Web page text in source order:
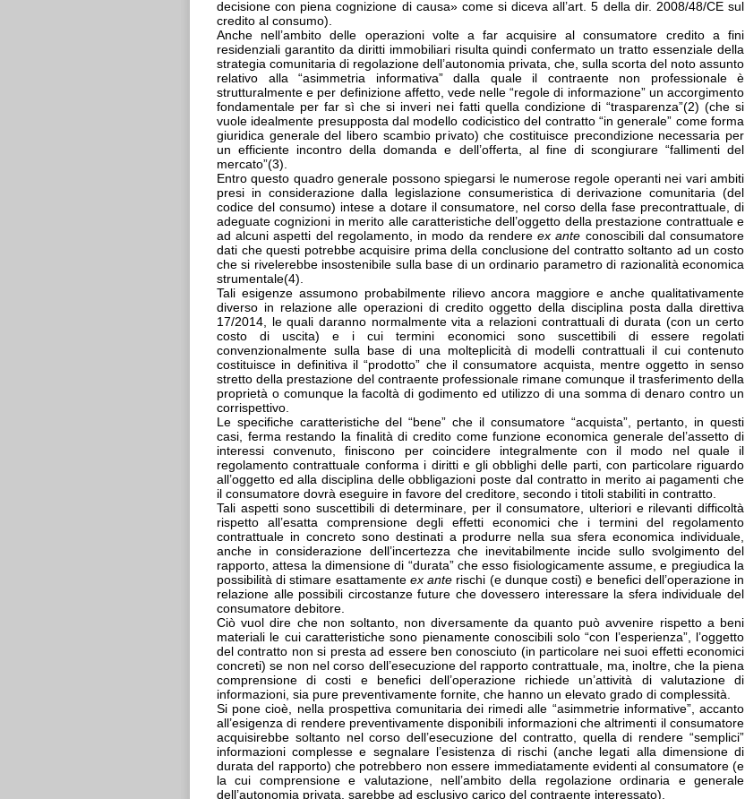
decisione con piena cognizione di causa» come si diceva all’art. 5 della dir. 2008/48/CE sul
credito al consumo).
Anche nell’ambito delle operazioni volte a far acquisire al consumatore credito a fini
residenziali garantito da diritti immobiliari risulta quindi confermato un tratto essenziale della
strategia comunitaria di regolazione dell’autonomia privata, che, sulla scorta del noto assunto
relativo alla “asimmetria informativa” dalla quale il contraente non professionale è
strutturalmente e per definizione affetto, vede nelle “regole di informazione” un accorgimento
fondamentale per far sì che si inveri nei fatti quella condizione di “trasparenza”(2) (che si
vuole idealmente presupposta dal modello codicistico del contratto “in generale” come forma
giuridica generale del libero scambio privato) che costituisce precondizione necessaria per
un efficiente incontro della domanda e dell’offerta, al fine di scongiurare “fallimenti del
mercato”(3).
Entro questo quadro generale possono spiegarsi le numerose regole operanti nei vari ambiti
presi in considerazione dalla legislazione consumeristica di derivazione comunitaria (del
codice del consumo) intese a dotare il consumatore, nel corso della fase precontrattuale, di
adeguate cognizioni in merito alle caratteristiche dell’oggetto della prestazione contrattuale e
ad alcuni aspetti del regolamento, in modo da rendereex ante conoscibili dal consumatore
dati che questi potrebbe acquisire prima della conclusione del contratto soltanto ad un costo
che si rivelerebbe insostenibile sulla base di un ordinario parametro di razionalità economica
strumentale(4).
Tali esigenze assumono probabilmente rilievo ancora maggiore e anche qualitativamente
diverso in relazione alle operazioni di credito oggetto della disciplina posta dalla direttiva
17/2014, le quali daranno normalmente vita a relazioni contrattuali di durata (con un certo
costo di uscita) e i cui termini economici sono suscettibili di essere regolati
convenzionalmente sulla base di una molteplicità di modelli contrattuali il cui contenuto
costituisce in definitiva il “prodotto” che il consumatore acquista, mentre oggetto in senso
stretto della prestazione del contraente professionale rimane comunque il trasferimento della
proprietà o comunque la facoltà di godimento ed utilizzo di una somma di denaro contro un
corrispettivo.
Le specifiche caratteristiche del “bene” che il consumatore “acquista”, pertanto, in questi
casi, ferma restando la finalità di credito come funzione economica generale del’assetto di
interessi convenuto, finiscono per coincidere integralmente con il modo nel quale il
regolamento contrattuale conforma i diritti e gli obblighi delle parti, con particolare riguardo
all’oggetto ed alla disciplina delle obbligazioni poste dal contratto in merito ai pagamenti che
il consumatore dovrà eseguire in favore del creditore, secondo i titoli stabiliti in contratto.
Tali aspetti sono suscettibili di determinare, per il consumatore, ulteriori e rilevanti difficoltà
rispetto all’esatta comprensione degli effetti economici che i termini del regolamento
contrattuale in concreto sono destinati a produrre nella sua sfera economica individuale,
anche in considerazione dell’incertezza che inevitabilmente incide sullo svolgimento del
rapporto, attesa la dimensione di “durata” che esso fisiologicamente assume, e pregiudica la
possibilità di stimare esattamente ex ante rischi (e dunque costi) e benefici dell’operazione in
relazione alle possibili circostanze future che dovessero interessare la sfera individuale del
consumatore debitore.
Ciò vuol dire che non soltanto, non diversamente da quanto può avvenire rispetto a beni
materiali le cui caratteristiche sono pienamente conoscibili solo “con l’esperienza”, l’oggetto
del contratto non si presta ad essere ben conosciuto (in particolare nei suoi effetti economici
concreti) se non nel corso dell’esecuzione del rapporto contrattuale, ma, inoltre, che la piena
comprensione di costi e benefici dell’operazione richiede un’attività di valutazione di
informazioni, sia pure preventivamente fornite, che hanno un elevato grado di complessità.
Si pone cioè, nella prospettiva comunitaria dei rimedi alle “asimmetrie informative”, accanto
all’esigenza di rendere preventivamente disponibili informazioni che altrimenti il consumatore
acquisirebbe soltanto nel corso dell’esecuzione del contratto, quella di rendere “semplici”
informazioni complesse e segnalare l’esistenza di rischi (anche legati alla dimensione di
durata del rapporto) che potrebbero non essere immediatamente evidenti al consumatore (e
la cui comprensione e valutazione, nell’ambito della regolazione ordinaria e generale
dell’autonomia privata, sarebbe ad esclusivo carico del contraente interessato).